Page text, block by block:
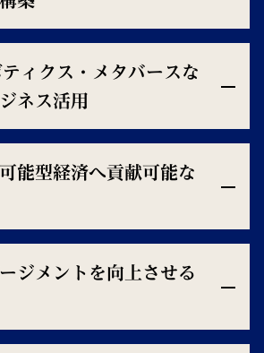
ィクス・メタバースな
ネス活用
能型経済へ貢献可能な
ジメントを向上させる